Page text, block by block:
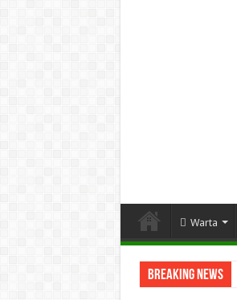
Warta
Breaking News